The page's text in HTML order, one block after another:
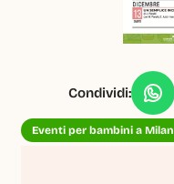
Condividi:
Eventi per bambini a